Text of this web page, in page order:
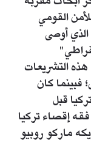
القومي
الذي أوصى
هذه التشريعات
فبينما كان
قبل
إقصاء تركيا
ماركو روبيو